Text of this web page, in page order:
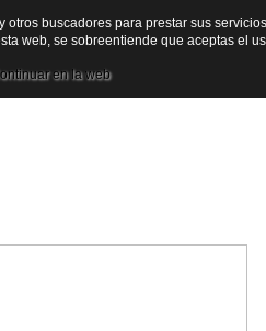
otros buscadores para prestar sus
web, se sobreentiende que aceptas el
en la web